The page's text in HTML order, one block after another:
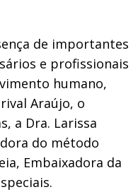
de importantes
e profissionais
humano,
Araújo, o
a Dra. Larissa
do método
Embaixadora da